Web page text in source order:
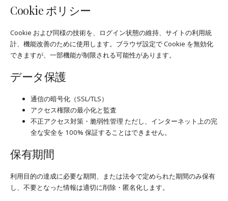
Cookie ポリシー
Cookie および同様の技術を、ログイン状態の維持、サイトの利用統
計、機能改善のために使用します。ブラウザ設定で Cookie を無効化
できますが、一部機能が制限される可能性があります。
データ保護
通信の暗号化（SSL/TLS）
アクセス権限の最小化と監査
不正アクセス対策・脆弱性管理 ただし、インターネット上の完
全な安全を 100% 保証することはできません。
保有期間
利用目的の達成に必要な期間、または法令で定められた期間のみ保有
し、不要となった情報は適切に削除・匿名化します。